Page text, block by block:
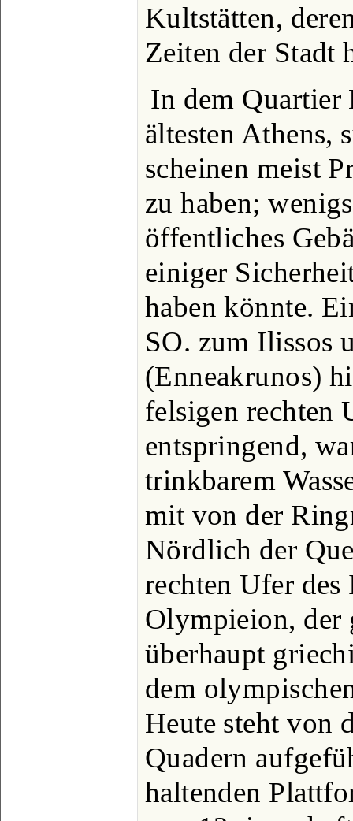
Kultstätten,
Zeiten der Stadt
In dem Quartier
ältesten Athens,
scheinen meist
zu haben;
öffentliches
einiger
haben könnte.
SO. zum Ilissos
(Enneakrunos)
felsigen rechten
entspringend,
trinkbarem
mit von der
Nördlich der
rechten Ufer des
Olympieion, der
überhaupt
dem
Heute steht von
Quadern
haltenden